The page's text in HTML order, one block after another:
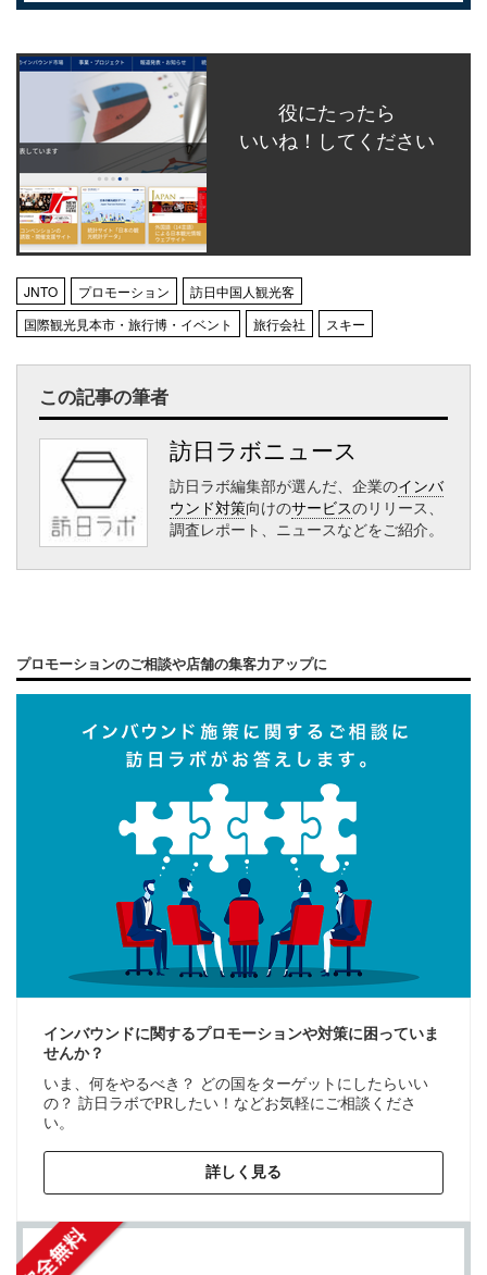
役にたったら
いいね！してください
JNTO プロモーション
訪日中国人観光客
国際観光見本市・旅行博・イベント
旅行会社 スキー
この記事の筆者
訪日ラボニュース
訪日ラボ編集部が選んだ、企業のインバ
ウンド対策向けのサービスのリリース、
調査レポート、ニュースなどをご紹介。
プロモーションのご相談や店舗の集客力アップに
インバウンドに関するプロモーションや対策に困っていま
せんか？
いま、何をやるべき？ どの国をターゲットにしたらいい
の？ 訪日ラボでPRしたい！などお気軽にご相談くださ
い。
詳しく見る